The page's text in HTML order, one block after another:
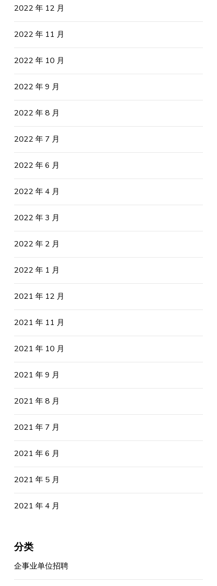
2022 年 12 月
2022 年 11 月
2022 年 10 月
2022 年 9 月
2022 年 8 月
2022 年 7 月
2022 年 6 月
2022 年 4 月
2022 年 3 月
2022 年 2 月
2022 年 1 月
2021 年 12 月
2021 年 11 月
2021 年 10 月
2021 年 9 月
2021 年 8 月
2021 年 7 月
2021 年 6 月
2021 年 5 月
2021 年 4 月
分类
企事业单位招聘